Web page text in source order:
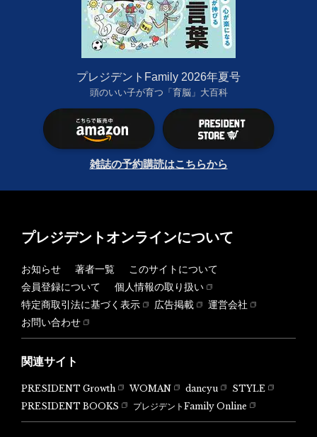
プレジデントFamily 2026年夏号
頭のいい子が育つ「育脳」大百科
雑誌の予約購読はこちらから
プレジデントオンラインについて
お知らせ 著者一覧
このサイトについて
会員登録について
個人情報の取り扱い
特定商取引法に基づく表示
広告掲載
運営会社
お問い合わせ
関連サイト
PRESIDENT Growth WOMAN dancyu
STYLE
PRESIDENT BOOKS
プレジデントFamily Online